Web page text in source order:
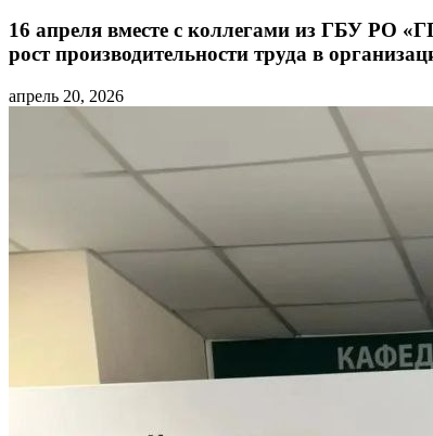
16 апреля вместе с коллегами из ГБУ РО
рост производительности труда в
апрель 20, 2026